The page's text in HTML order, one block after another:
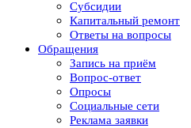
Субсидии
Капитальный ремонт
Ответы на вопросы
Обращения
Запись на приём
Вопрос-ответ
Опросы
Социальные сети
Реклама заявки